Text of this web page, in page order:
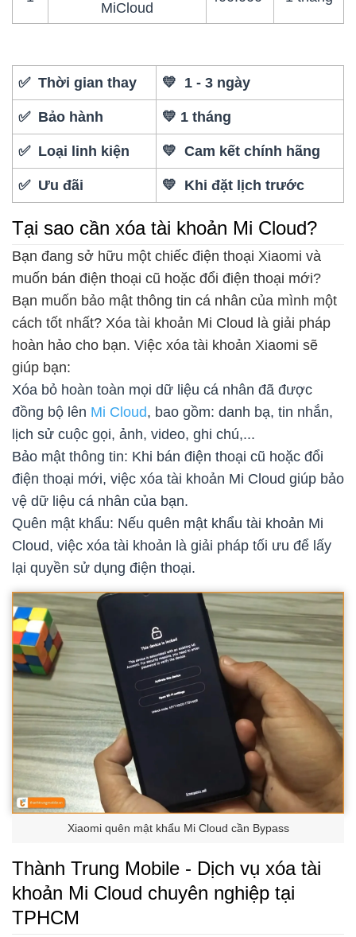
MiCloud
✅ Thời gian thay 💛 1 - 3 ngày
✅ Bảo hành 💛 1 tháng
✅ Loại linh kiện 💛 Cam kết chính hãng
✅ Ưu đãi 💛 Khi đặt lịch trước
Tại sao cần xóa tài khoản Mi Cloud?
Bạn đang sở hữu một chiếc điện thoại Xiaomi và
muốn bán điện thoại cũ hoặc đổi điện thoại mới?
Bạn muốn bảo mật thông tin cá nhân của mình một
cách tốt nhất? Xóa tài khoản Mi Cloud là giải pháp
hoàn hảo cho bạn. Việc xóa tài khoản Xiaomi sẽ
giúp bạn:
Xóa bỏ hoàn toàn mọi dữ liệu cá nhân đã được
đồng bộ lên Mi Cloud, bao gồm: danh bạ, tin nhắn,
lịch sử cuộc gọi, ảnh, video, ghi chú,...
Bảo mật thông tin: Khi bán điện thoại cũ hoặc đổi
điện thoại mới, việc xóa tài khoản Mi Cloud giúp bảo
vệ dữ liệu cá nhân của bạn.
Quên mật khẩu: Nếu quên mật khẩu tài khoản Mi
Cloud, việc xóa tài khoản là giải pháp tối ưu để lấy
lại quyền sử dụng điện thoại.
Xiaomi quên mật khẩu Mi Cloud cần Bypass
Thành Trung Mobile - Dịch vụ xóa tài
khoản Mi Cloud chuyên nghiệp tại
TPHCM